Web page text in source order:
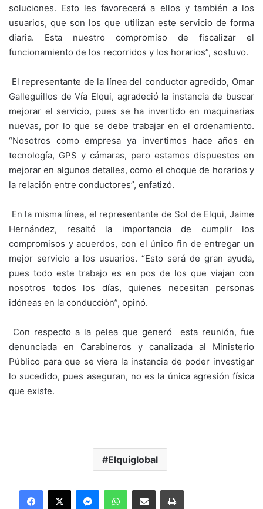
soluciones. Esto les favorecerá a ellos y también a los
usuarios, que son los que utilizan este servicio de forma
diaria. Esta nuestro compromiso de fiscalizar el
funcionamiento de los recorridos y los horarios”, sostuvo.
El representante de la línea del conductor agredido, Omar
Galleguillos de Vía Elqui, agradeció la instancia de buscar
mejorar el servicio, pues se ha invertido en maquinarias
nuevas, por lo que se debe trabajar en el ordenamiento.
“Nosotros como empresa ya invertimos hace años en
tecnología, GPS y cámaras, pero estamos dispuestos en
mejorar en algunos detalles, como el choque de horarios y
la relación entre conductores”, enfatizó.
En la misma línea, el representante de Sol de Elqui, Jaime
Hernández, resaltó la importancia de cumplir los
compromisos y acuerdos, con el único fin de entregar un
mejor servicio a los usuarios. “Esto será de gran ayuda,
pues todo este trabajo es en pos de los que viajan con
nosotros todos los días, quienes necesitan personas
idóneas en la conducción”, opinó.
Con respecto a la pelea que generó esta reunión, fue
denunciada en Carabineros y canalizada al Ministerio
Público para que se viera la instancia de poder investigar
lo sucedido, pues aseguran, no es la única agresión física
que existe.
Elquiglobal